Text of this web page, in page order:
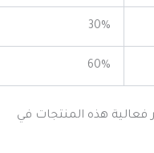
30%
60%
هذه المنتجات في